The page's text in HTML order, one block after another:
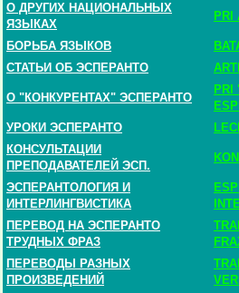
О ДРУГИХ НАЦИОНАЛЬНЫХ
ЯЗЫКАХ
PRI
БОРЬБА ЯЗЫКОВ
СТАТЬИ ОБ ЭСПЕРАНТО
О "КОНКУРЕНТАХ" ЭСПЕРАНТО
PRI
УРОКИ ЭСПЕРАНТО
КОНСУЛЬТАЦИИ
ПРЕПОДАВАТЕЛЕЙ ЭСП.
ЭСПЕРАНТОЛОГИЯ И
ИНТЕРЛИНГВИСТИКА
ПЕРЕВОД НА ЭСПЕРАНТО
ТРУДНЫХ ФРАЗ
ПЕРЕВОДЫ РАЗНЫХ
ПРОИЗВЕДЕНИЙ